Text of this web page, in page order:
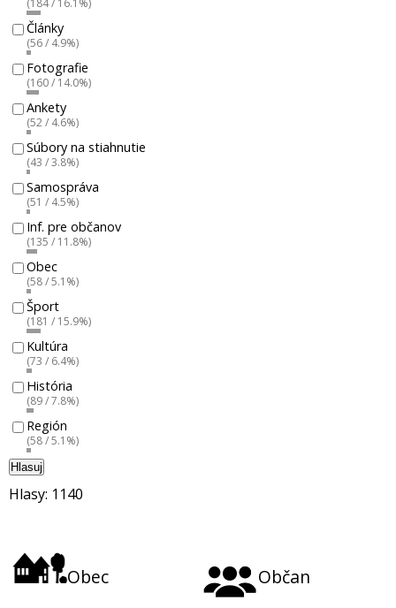
Články
(56 / 4.9%)
Fotografie
(160 / 14.0%)
Ankety
(52 / 4.6%)
Súbory na stiahnutie
(43 / 3.8%)
Samospráva
(51 / 4.5%)
Inf. pre občanov
(135 / 11.8%)
Obec
(58 / 5.1%)
Šport
(181 / 15.9%)
Kultúra
(73 / 6.4%)
História
(89 / 7.8%)
Región
(58 / 5.1%)
Hlasuj
Hlasy: 1140
Obec Občan